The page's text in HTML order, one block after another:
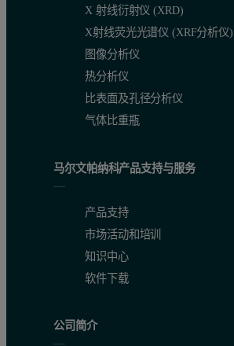
X 射线衍射仪 (XRD)
X射线荧光光谱仪 (XRF分析仪)
图像分析仪
热分析仪
比表面及孔径分析仪
气体比重瓶
马尔文帕纳科产品支持与服务
产品支持
市场活动和培训
知识中心
软件下载
公司简介